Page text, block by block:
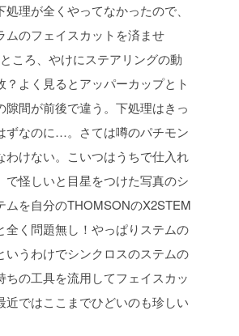
理が全くやってなかったので、
ムのフェイスカットを済ませ
ころ、やけにステアリングの動
？よく見るとアッパーカップとト
隙間が前後で違う。下処理はきっ
ずなのに…。さては噂のパチモン
わけない。こいつはうちで仕入れ
で怪しいと目星をつけた写真のシ
ムを自分のTHOMSONのX2STEM
全く問題無し！やっぱりステムの
いうわけでシンクロスのステムの
ちの工具を流用してフェイスカッ
近ではここまでひどいのも珍しい